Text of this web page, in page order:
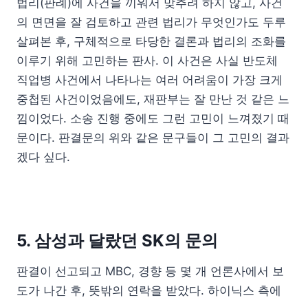
의 면면을 잘 검토하고 관련 법리가 무엇인가도 두루
살펴본 후, 구체적으로 타당한 결론과 법리의 조화를
이루기 위해 고민하는 판사. 이 사건은 사실 반도체
직업병 사건에서 나타나는 여러 어려움이 가장 크게
중첩된 사건이었음에도, 재판부는 잘 만난 것 같은 느
낌이었다. 소송 진행 중에도 그런 고민이 느껴졌기 때
문이다. 판결문의 위와 같은 문구들이 그 고민의 결과
겠다 싶다.
5. 삼성과 달랐던 SK의 문의
판결이 선고되고 MBC, 경향 등 몇 개 언론사에서 보
도가 나간 후, 뜻밖의 연락을 받았다. 하이닉스 측에